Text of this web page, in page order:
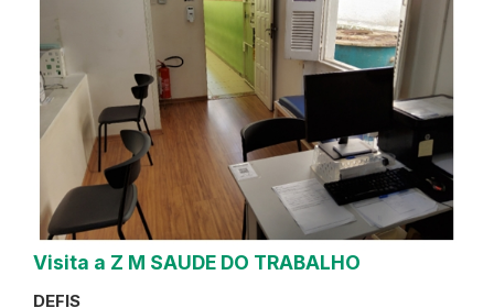
Visita a Z M SAUDE DO TRABALHO
DEFIS